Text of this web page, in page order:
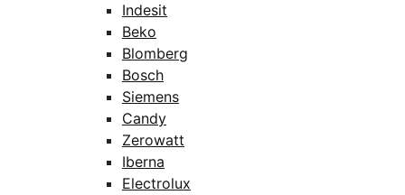
Indesit
Beko
Blomberg
Bosch
Siemens
Candy
Zerowatt
Iberna
Electrolux